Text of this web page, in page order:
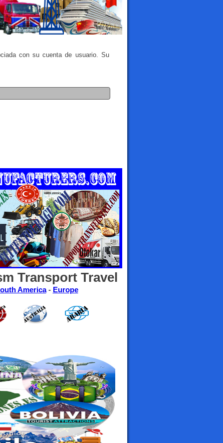
con su cuenta de usuario. Su
Transport Travel
America- Europe